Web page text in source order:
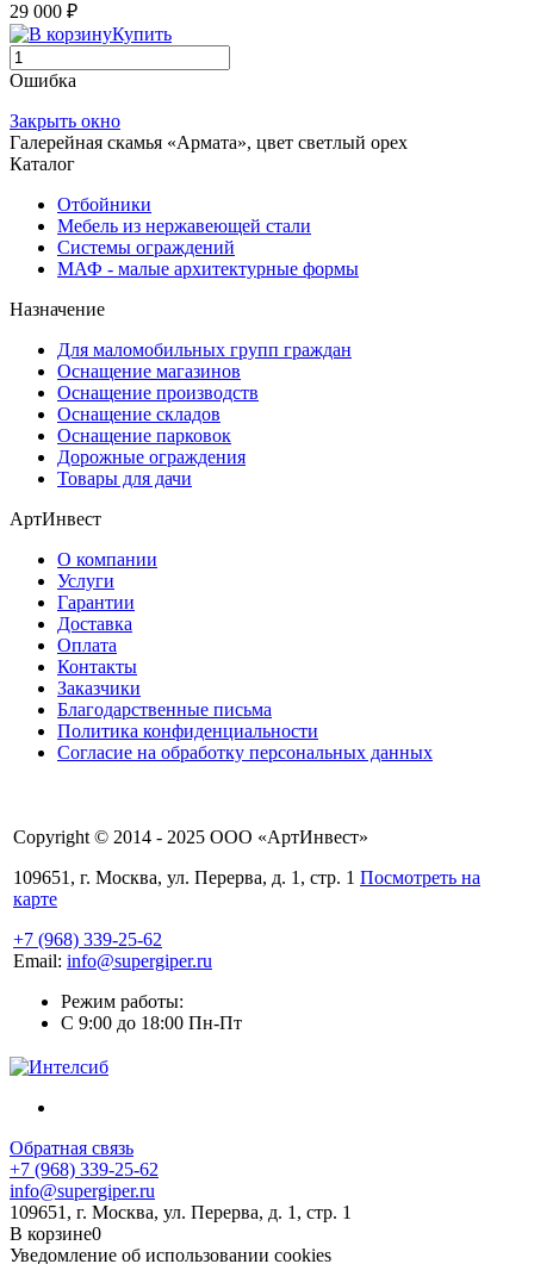
29 000 ₽
Купить
Ошибка
Закрыть окно
Галерейная скамья «Армата», цвет светлый орех
Каталог
Отбойники
Мебель из нержавеющей стали
Системы ограждений
МАФ - малые архитектурные формы
Назначение
Для маломобильных групп граждан
Оснащение магазинов
Оснащение производств
Оснащение складов
Оснащение парковок
Дорожные ограждения
Товары для дачи
АртИнвест
О компании
Услуги
Гарантии
Доставка
Оплата
Контакты
Заказчики
Благодарственные письма
Политика конфиденциальности
Согласие на обработку персональных данных
Copyright © 2014 - 2025 ООО «АртИнвест»
109651, г. Москва, ул. Перерва, д. 1, стр. 1 Посмотреть на
карте
+7 (968) 339-25-62
Email: info@supergiper.ru
Режим работы:
C 9:00 до 18:00 Пн-Пт
Обратная связь
+7 (968) 339-25-62
info@supergiper.ru
109651, г. Москва, ул. Перерва, д. 1, стр. 1
В корзине0
Уведомление об использовании cookies